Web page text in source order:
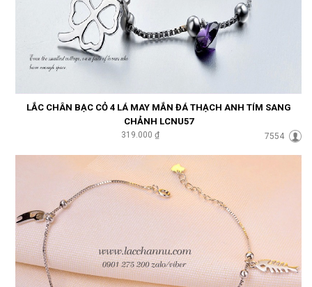
LẮC CHÂN BẠC CỎ 4 LÁ MAY MẮN ĐÁ THẠCH ANH TÍM SANG
CHẢNH LCNU57
319.000 ₫ 7554